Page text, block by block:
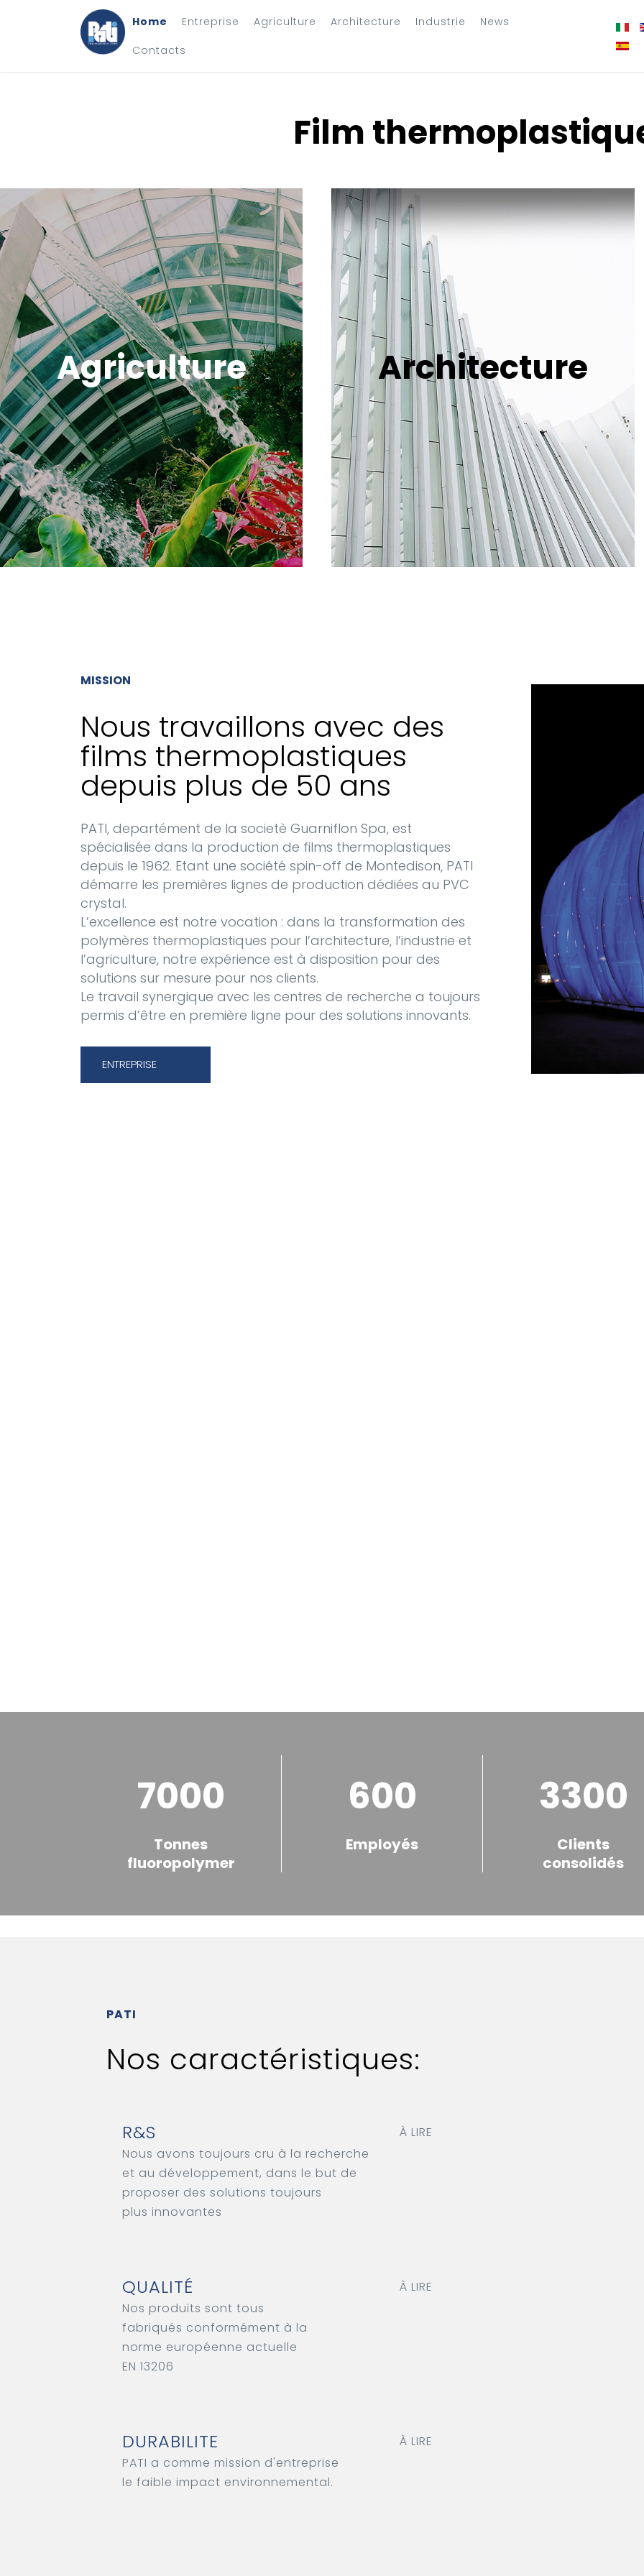
Home Entreprise Agriculture Architecture Industrie
News
Contacts
Film
Agriculture Architecture
MISSION
Nous travaillons avec des
films thermoplastiques
depuis plus de 50 ans
PATI, departément de la societè Guarniflon Spa, est
spécialisée dans la production de films thermoplastiques
depuis le 1962. Etant une société spin-off de Montedison, PATI
démarre les premières lignes de production dédiées au PVC
crystal.
L’excellence est notre vocation : dans la transformation des
polymères thermoplastiques pour l’architecture, l’industrie et
l’agriculture, notre expérience est à disposition pour des
solutions sur mesure pour nos clients.
Le travail synergique avec les centres de recherche a toujours
permis d’être en première ligne pour des solutions innovants.
ENTREPRISE
7000
Tonnes
fluoropolymer
600
Employés
3300
Clients
consolidés
PATI
Nos caractéristiques:
R&S
Nous avons toujours cru à la recherche
et au développement, dans le but de
proposer des solutions toujours
plus innovantes
À LIRE
QUALITÉ
Nos produits sont tous
fabriqués conformément à la
norme européenne actuelle
EN 13206
À LIRE
DURABILITE
PATI a comme mission d'entreprise
le faible impact environnemental.
À LIRE